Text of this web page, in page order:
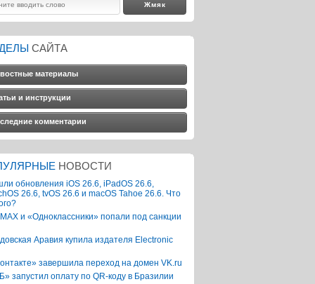
САЙТА
материалы
и инструкции
комментарии
НОВОСТИ
обновления iOS 26.6, iPadOS 26.6,
26.6, tvOS 26.6 и macOS Tahoe 26.6. Что
и «Одноклассники» попали под санкции
Аравия купила издателя Electronic
завершила переход на домен VK.ru
запустил оплату по QR-коду в Бразилии